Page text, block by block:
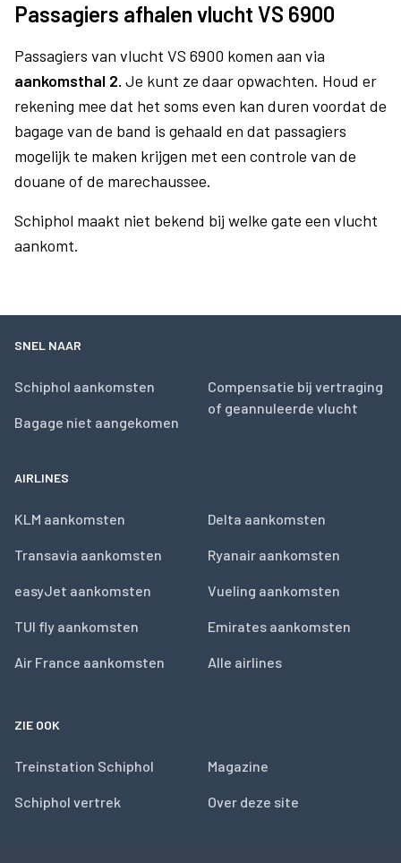
Passagiers afhalen vlucht VS 6900
Passagiers van vlucht VS 6900 komen aan via
aankomsthal 2. Je kunt ze daar opwachten. Houd er
rekening mee dat het soms even kan duren voordat de
bagage van de band is gehaald en dat passagiers
mogelijk te maken krijgen met een controle van de
douane of de marechaussee.
Schiphol maakt niet bekend bij welke gate een vlucht
aankomt.
SNEL NAAR
Schiphol aankomsten
Bagage niet aangekomen
Compensatie bij vertraging
of geannuleerde vlucht
AIRLINES
KLM aankomsten
Transavia aankomsten
easyJet aankomsten
TUI fly aankomsten
Air France aankomsten
Delta aankomsten
Ryanair aankomsten
Vueling aankomsten
Emirates aankomsten
Alle airlines
ZIE OOK
Treinstation Schiphol
Schiphol vertrek
Magazine
Over deze site